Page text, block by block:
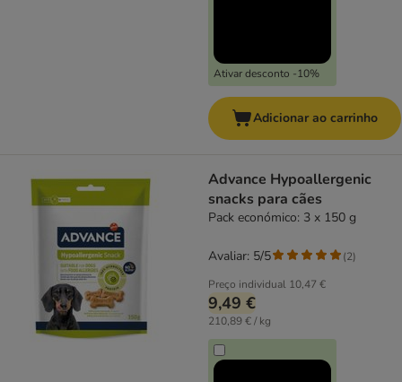
Ativar desconto -10%
Adicionar ao carrinho
Advance Hypoallergenic
snacks para cães
Pack económico: 3 x 150 g
Preço individual 10,47 €
9,49 €
210,89 € / kg
Avaliar: 5/5 (2)